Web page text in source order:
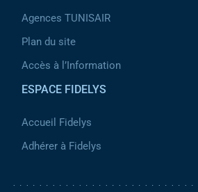
Agences TUNISAIR
Plan du site
Accès à l’Information
ESPACE FIDELYS
Accueil Fidelys
Adhérer à Fidelys